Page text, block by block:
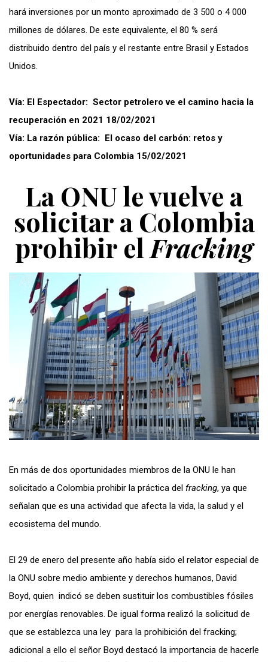
hará inversiones por un monto aproximado de 3 500 o 4 000
millones de dólares. De este equivalente, el 80 % será
distribuido dentro del país y el restante entre Brasil y Estados
Unidos.
Vía: El Espectador: Sector petrolero ve el camino hacia la
recuperación en 2021 18/02/2021
Vía: La razón pública: El ocaso del carbón: retos y
oportunidades para Colombia 15/02/2021
La ONU le vuelve a
solicitar a Colombia
prohibir el Fracking
En más de dos oportunidades miembros de la ONU le han
solicitado a Colombia prohibir la práctica del fracking, ya que
señalan que es una actividad que afecta la vida, la salud y el
ecosistema del mundo.
El 29 de enero del presente año había sido el relator especial de
la ONU sobre medio ambiente y derechos humanos, David
Boyd, quien indicó se deben sustituir los combustibles fósiles
por energías renovables. De igual forma realizó la solicitud de
que se establezca una ley para la prohibición del fracking;
adicional a ello el señor Boyd destacó la importancia de hacerle